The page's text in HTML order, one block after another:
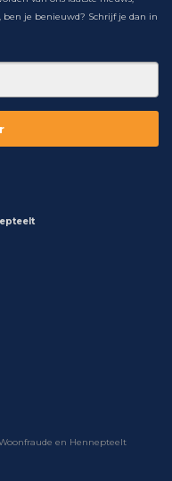
je benieuwd? Schrijf je dan in
en Hennepteelt